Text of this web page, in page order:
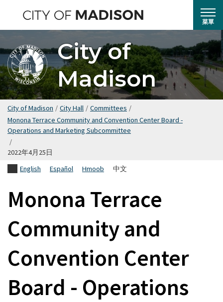
到
主
要
內
容
菜單
City of
Madison
City of Madison / City Hall / Committees /
Monona Terrace Community and Convention Center Board -
Operations and Marketing Subcommittee
/
2022年4月25日
English
Español Hmoob 中文
Monona Terrace
Community and
Convention Center
Board - Operations